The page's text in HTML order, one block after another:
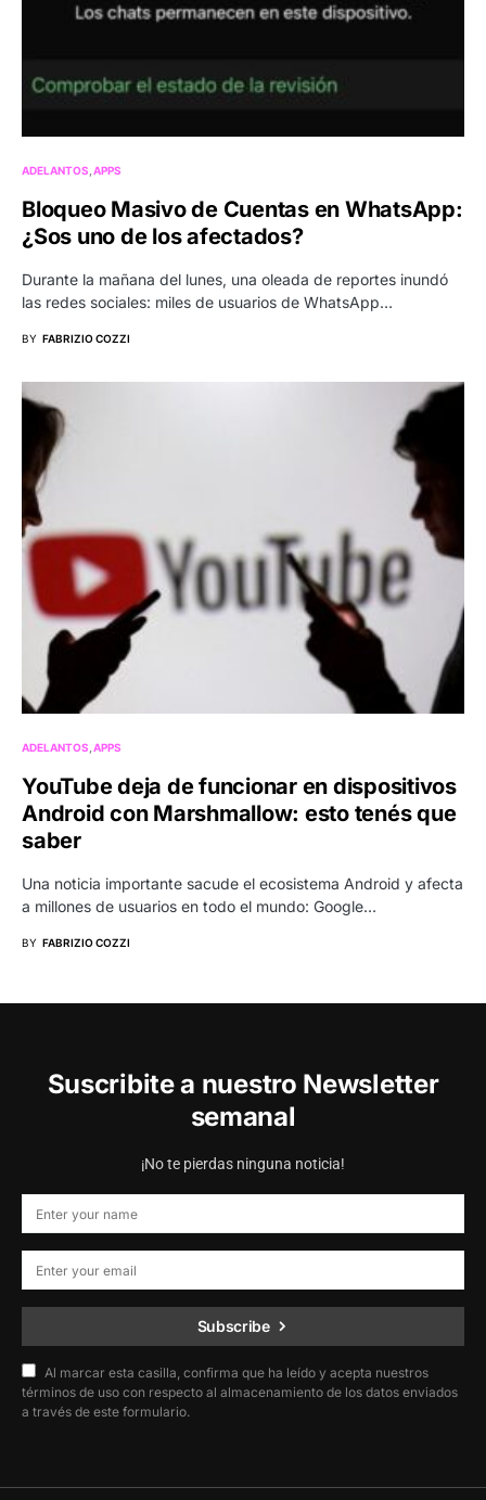
ADELANTOS APPS
Bloqueo Masivo de Cuentas en WhatsApp:
¿Sos uno de los afectados?
Durante la mañana del lunes, una oleada de reportes inundó
las redes sociales: miles de usuarios de WhatsApp…
BY FABRIZIO COZZI
ADELANTOS APPS
YouTube deja de funcionar en dispositivos
Android con Marshmallow: esto tenés que
saber
Una noticia importante sacude el ecosistema Android y afecta
a millones de usuarios en todo el mundo: Google…
BY FABRIZIO COZZI
Suscribite a nuestro Newsletter
semanal
¡No te pierdas ninguna noticia!
Subscribe
Al marcar esta casilla, confirma que ha leído y acepta nuestros
términos de uso con respecto al almacenamiento de los datos enviados
a través de este formulario.